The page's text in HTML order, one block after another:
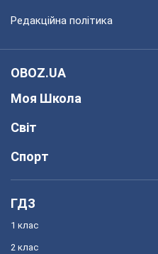
Редакційна політика
OBOZ.UA
Моя Школа
Світ
Спорт
ГДЗ
1 клас
2 клас